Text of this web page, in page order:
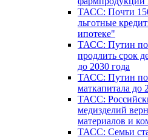
ТАСС: Почти
льготные
ипотеке"
ТАСС: Путин
продлить срок
до 2030 года
ТАСС: Путин
маткапитала до
ТАСС:
медизделий
материалов и
ТАСС: Семьи